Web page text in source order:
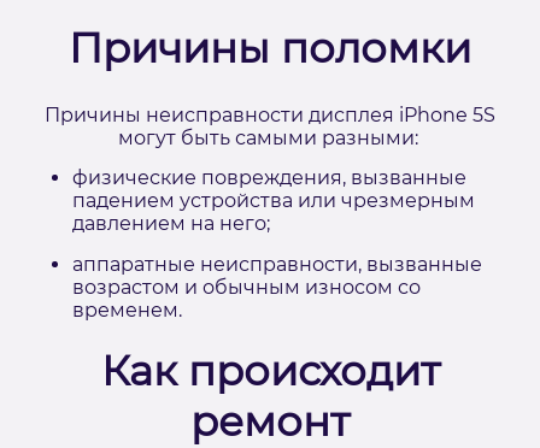
Причины поломки
Причины неисправности дисплея iPhone 5S
могут быть самыми разными:
физические повреждения, вызванные
падением устройства или чрезмерным
давлением на него;
аппаратные неисправности, вызванные
возрастом и обычным износом со
временем.
Как происходит
ремонт